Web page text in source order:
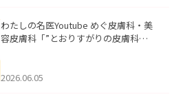
わたしの名医Youtube めぐ皮膚科・美
容皮膚科「”とおりすがりの皮膚科
2026.06.05